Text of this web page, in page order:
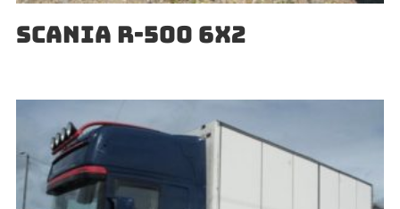
SCANIA R-500 6X2